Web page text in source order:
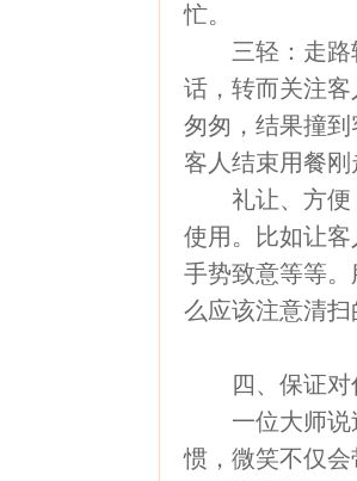
忙。
三轻：走路轻
话，转而关注
匆匆，结果撞
客人结束用餐
礼让、方便：
使用。比如让
手势致意等等
么应该注意清
四、保证对
一位大师说过
惯，微笑不仅